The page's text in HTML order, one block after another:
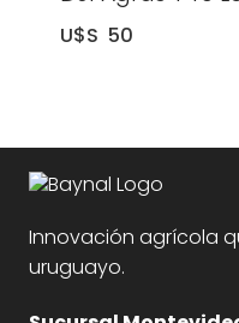
U$S 50
Innovación agrícola
uruguayo.